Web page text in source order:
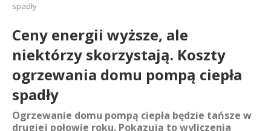
spadły
Ceny energii wyższe, ale
niektórzy skorzystają. Koszty
ogrzewania domu pompą ciepła
spadły
Ogrzewanie domu pompą ciepła będzie tańsze w
drugiej połowie roku. Pokazują to wyliczenia